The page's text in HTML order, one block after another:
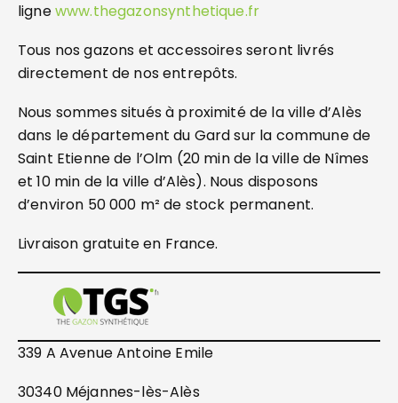
lignewww.thegazonsynthetique.fr
Tous nos gazons et accessoires seront livrés
directement de nos entrepôts.
Nous sommes situés à proximité de la ville d’Alès
dans le département du Gard sur la commune de
Saint Etienne de l’Olm (20 min de la ville de Nîmes
et 10 min de la ville d’Alès). Nous disposons
d’environ 50 000 m² de stock permanent.
Livraison gratuite en France.
339 A Avenue Antoine Emile
30340 Méjannes-lès-Alès